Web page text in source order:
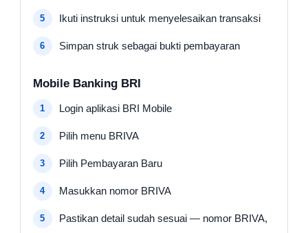
Ikuti instruksi untuk menyelesaikan transaksi
Simpan struk sebagai bukti pembayaran
Mobile Banking BRI
Login aplikasi BRI Mobile
Pilih menu BRIVA
Pilih Pembayaran Baru
Masukkan nomor BRIVA
Pastikan detail sudah sesuai — nomor BRIVA,